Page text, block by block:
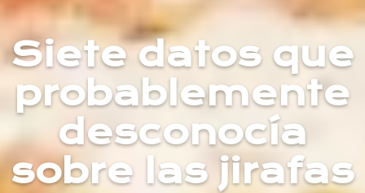
Siete datos que
probablemente
desconocía
sobre las jirafas